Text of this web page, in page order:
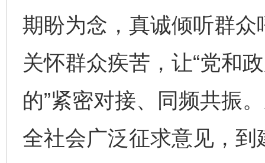
期盼为念，真诚倾听群
关怀群众疾苦，让“党和
的”紧密对接、同频共振
全社会广泛征求意见，到